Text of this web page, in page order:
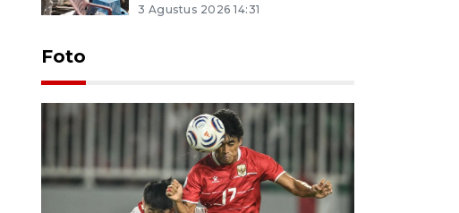
3 Agustus 2026 14:31
Foto